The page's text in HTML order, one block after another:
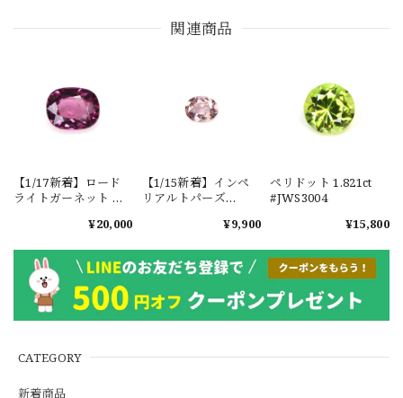
CATEGORY
新着商品
関連商品
【1/17新着】ロード
ライトガーネット タ
1.601ct【ソーティン
¥20,000
【1/15新着】インペ
リアルトパーズ
¥9,900
ペリドット 1.821ct
#JWS3004
¥15,800